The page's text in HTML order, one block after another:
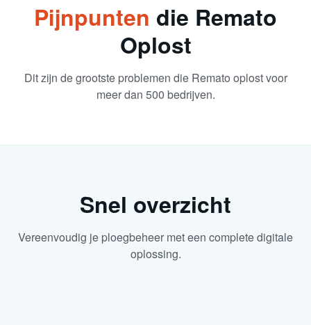
Pijnpunten die Remato
Oplost
Dit zijn de grootste problemen die Remato oplost voor
meer dan 500 bedrijven.
Snel overzicht
Vereenvoudig je ploegbeheer met een complete digitale
oplossing.